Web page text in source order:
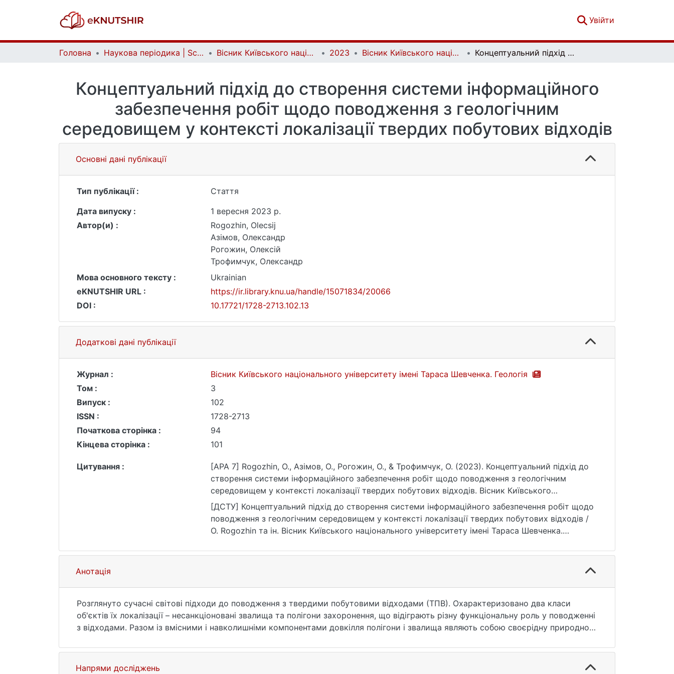
Увійти
Головна Наукова періодика | Scientific periodicals Вісник Київського національного університету імені Тараса Шевченка. Геологія | Visnyk of Taras Shevchenko National University of Kyiv. Geology 2023 Вісник Київського національного університету імені Тараса Шевченка. Геологія. 3(102) Концептуальний підхід до створення системи інформаційного забезпечення робіт щодо поводження з геологічним середовищем у контексті локалізації твердих побутових відходів
Концептуальний підхід до створення системи інформаційного
забезпечення робіт щодо поводження з геологічним
середовищем у контексті локалізації твердих побутових відходів
Основні дані публікації
Тип публікації :
Стаття
Дата випуску :
1 вересня 2023 р.
Автор(и) :
Rogozhin, Оleсsij
Азімов, Олександр
Рогожин, Олексій
Трофимчук, Олександр
Мова основного тексту :
Ukrainian
eKNUTSHIR URL :
https://ir.library.knu.ua/handle/15071834/20066
DOI :
10.17721/1728-2713.102.13
Додаткові дані публікації
Журнал :
Вісник Київського національного університету імені Тараса Шевченка. Геологія
Том :
3
Випуск :
102
ISSN :
1728-2713
Початкова сторінка :
94
Кінцева сторінка :
101
Цитування :
[APA 7] Rogozhin, О., Азімов, О., Рогожин, О., & Трофимчук, О. (2023). Концептуальний підхід до
створення системи інформаційного забезпечення робіт щодо поводження з геологічним
середовищем у контексті локалізації твердих побутових відходів. Вісник Київського
національного університету імені Тараса Шевченка. Геологія, 3(102), 94–101.
https://doi.org/10.17721/1728-2713.102.13
[ДСТУ] Концептуальний підхід до створення системи інформаційного забезпечення робіт щодо
поводження з геологічним середовищем у контексті локалізації твердих побутових відходів /
О. Rogozhin та ін. Вісник Київського національного університету імені Тараса Шевченка.
25.07.2026).
Анотація
Розглянуто сучасні світові підходи до поводження з твердими побутовими відходами (ТПВ). Охарактеризовано два класи
об'єктів їх локалізації – несанкціоновані звалища та полігони захоронення, що відіграють різну функціональну роль у поводженні
з відходами. Разом із вмісними і навколишніми компонентами довкілля полігони і звалища являють собою своєрідну природно-
системи розглядається техногенно-геологічна підсистема, яка може бути відображена відповідною функціональною моделлю
або ж інфогеофреймом за призначенням (цільовим). Концептуально запропоновано методичний комплекс інформаційного
Напрями досліджень